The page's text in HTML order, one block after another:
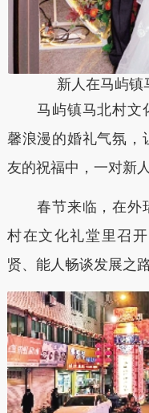
新人在马屿镇
马屿镇马北村文化
馨浪漫的婚礼气氛，
友的祝福中，一对新
春节来临，在外瑞
村在文化礼堂里召
贤、能人畅谈发展之路